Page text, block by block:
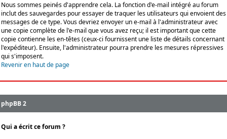
Nous sommes peinés d'apprendre cela. La fonction d'e-mail intégré au forum
inclut des sauvegardes pour essayer de traquer les utilisateurs qui envoient des
messages de ce type. Vous devriez envoyer un e-mail à l'administrateur avec
une copie complète de l'e-mail que vous avez reçu; il est important que cette
copie contienne les en-têtes (ceux-ci fournissent une liste de détails concernant
l'expéditeur). Ensuite, l'administrateur pourra prendre les mesures répressives
qui s'imposent.
Revenir en haut de page
phpBB 2
Qui a écrit ce forum ?